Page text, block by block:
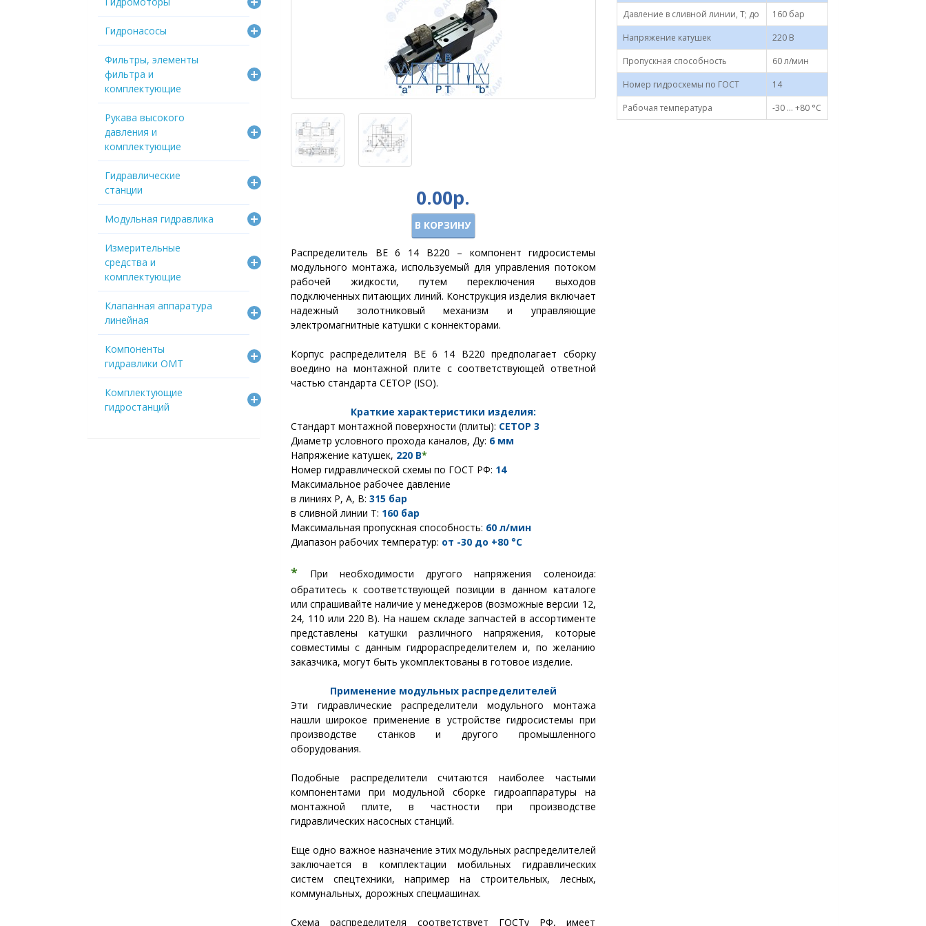
Гидронасосы
Фильтры, элементы
фильтра и
комплектующие
Рукава высокого
давления и
комплектующие
Гидравлические
станции
Модульная гидравлика
Измерительные
средства и
комплектующие
Клапанная аппаратура
линейная
Компоненты
гидравлики OMT
Комплектующие
гидростанций
0.00р.
В КОРЗИНУ
Распределитель ВЕ 6 14 В220 – компонент гидросистемы
модульного монтажа, используемый для управления потоком
рабочей жидкости, путем переключения выходов
подключенных питающих линий. Конструкция изделия включает
надежный золотниковый механизм и управляющие
электромагнитные катушки с коннекторами.
Корпус распределителя ВЕ 6 14 В220 предполагает сборку
воедино на монтажной плите с соответствующей ответной
частью стандарта СЕТОР (ISO).
Краткие характеристики изделия:
Стандарт монтажной поверхности (плиты): CETOP 3
Диаметр условного прохода каналов, Ду: 6 мм
Напряжение катушек, 220 В*
Номер гидравлической схемы по ГОСТ РФ: 14
Максимальное рабочее давление
в линиях Р, А, В: 315 бар
в сливной линии Т: 160 бар
Максимальная пропускная способность: 60 л/мин
Диапазон рабочих температур: от -30 до +80 °С
*
При необходимости другого напряжения соленоида:
обратитесь к соответствующей позиции в данном каталоге
или спрашивайте наличие у менеджеров (возможные версии 12,
24, 110 или 220 В). На нашем складе запчастей в ассортименте
представлены катушки различного напряжения, которые
совместимы с данным гидрораспределителем и, по желанию
заказчика, могут быть укомплектованы в готовое изделие.
Применение модульных распределителей
Эти гидравлические распределители модульного монтажа
нашли широкое применение в устройстве гидросистемы при
производстве станков и другого промышленного
оборудования.
Подобные распределители считаются наиболее частыми
компонентами при модульной сборке гидроаппаратуры на
монтажной плите, в частности при производстве
гидравлических насосных станций.
Еще одно важное назначение этих модульных распределителей
заключается в комплектации мобильных гидравлических
систем спецтехники, например на строительных, лесных,
коммунальных, дорожных спецмашинах.
Схема распределителя соответствует ГОСТу РФ, имеет
Давление в сливной линии, Т; до
160 бар
Напряжение катушек
220 В
Пропускная способность
60 л/мин
Номер гидросхемы по ГОСТ
14
Рабочая температура
-30 ... +80 °С